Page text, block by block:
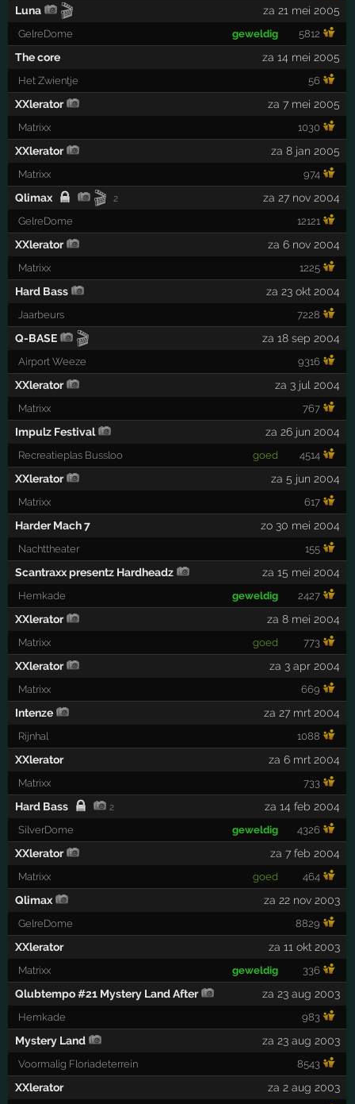
Luna 🎬 za 21 mei 2005
GelreDome geweldig 5812
The core za 14 mei 2005
Het Zwientje 56
XXlerator za 7 mei 2005
Matrixx 1030
XXlerator za 8 jan 2005
Matrixx 974
Qlimax 🎬 2 za 27 nov 2004
GelreDome 12121
XXlerator za 6 nov 2004
Matrixx 1225
Hard Bass za 23 okt 2004
Jaarbeurs 7228
Q-BASE 🎬 za 18 sep 2004
Airport Weeze 9316
XXlerator za 3 jul 2004
Matrixx 767
Impulz Festival za 26 jun 2004
Recreatieplas Bussloo goed 4514
XXlerator za 5 jun 2004
Matrixx 617
Harder Mach 7 zo 30 mei 2004
Nachttheater 155
Scantraxx presentz Hardheadz za 15 mei 2004
Hemkade geweldig 2427
XXlerator za 8 mei 2004
Matrixx goed 773
XXlerator za 3 apr 2004
Matrixx 669
Intenze za 27 mrt 2004
Rijnhal 1088
XXlerator za 6 mrt 2004
Matrixx 733
Hard Bass 2 za 14 feb 2004
SilverDome geweldig 4326
XXlerator za 7 feb 2004
Matrixx goed 464
Qlimax za 22 nov 2003
GelreDome 8829
XXlerator za 11 okt 2003
Matrixx geweldig 336
Qlubtempo #21 Mystery Land After za 23 aug 2003
Hemkade 983
Mystery Land za 23 aug 2003
Voormalig Floriadeterrein 8543
XXlerator za 2 aug 2003